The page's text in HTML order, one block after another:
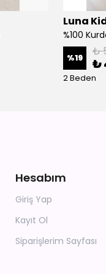
Luna
%100
%19 ₺
₺
2 Beden
Hesabım
Giriş Yap
Kayıt Ol
Siparişlerim Sayfası